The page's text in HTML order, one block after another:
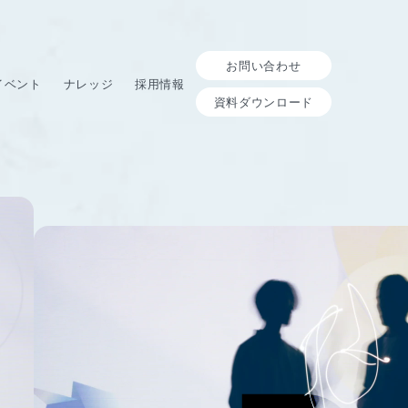
ベント ナレッジ 採用情報
お問い合わせ
資料ダウンロード